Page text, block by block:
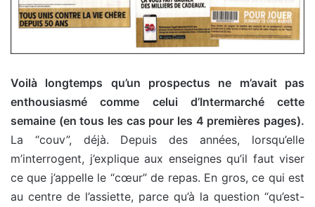
Voilà longtemps qu’un prospectus ne m’avait pas
enthousiasmé comme celui d’Intermarché cette
semaine (en tous les cas pour les 4 premières pages).
La “couv”, déjà. Depuis des années, lorsqu’elle
m’interrogent, j’explique aux enseignes qu’il faut viser
ce que j’appelle le “cœur” de repas. En gros, ce qui est
au centre de l’assiette, parce qu’à la question “qu’est-